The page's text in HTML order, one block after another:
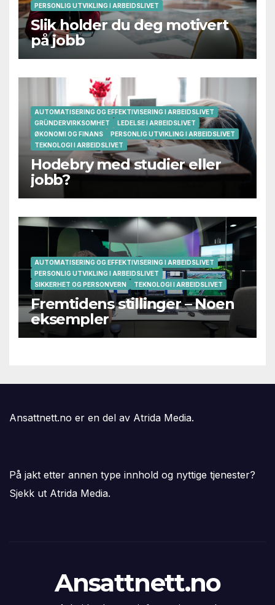
PERSONLIG UTVIKLING I ARBEIDSLIVET
Slik holder du deg motivert
på jobb
AUTOMATISERING OG EFFEKTIVISERING I ARBEIDSLIVET
GRÜNDERVIRKSOMHET
LEDELSE I ARBEIDSLIVET
ØKONOMI OG FINANS
PERSONLIG UTVIKLING I ARBEIDSLIVET
TEKNOLOGI I ARBEIDSLIVET
Hodebry med studier eller
jobb?
AUTOMATISERING OG EFFEKTIVISERING I ARBEIDSLIVET
PERSONLIG UTVIKLING I ARBEIDSLIVET
SIKKERHET OG PERSONVERN
TEKNOLOGI I ARBEIDSLIVET
Fremtidens stillinger – Noen
eksempler
Ansattnett.no er en del av Atrida Media.
På jakt etter annen type innhold og nyttige tjenester?
Sjekk ut Atrida Media.
Ansattnett.no